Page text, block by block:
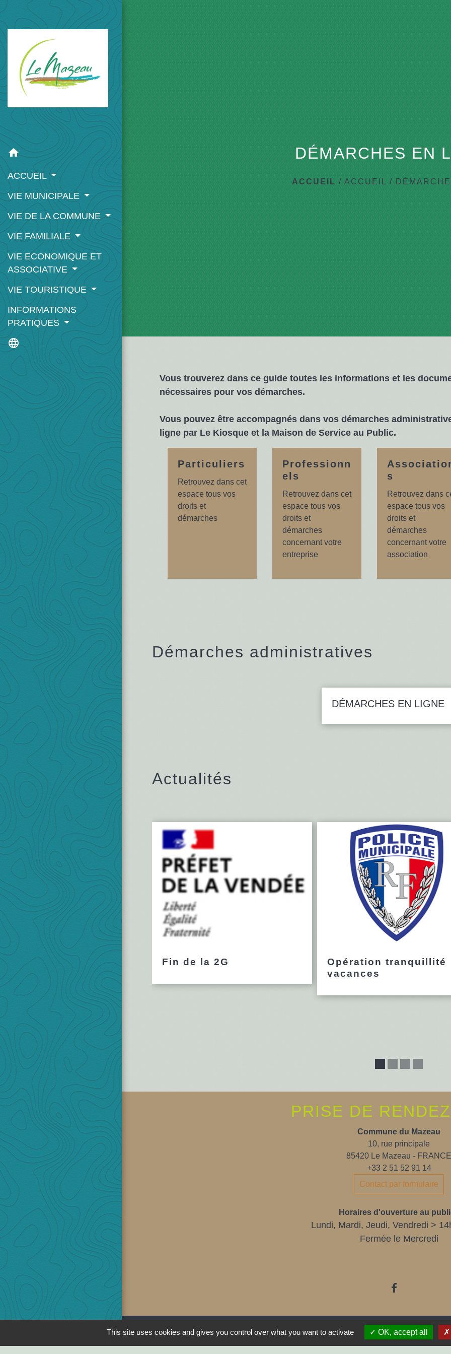
home
ACCUEIL
VIE MUNICIPALE
VIE DE LA COMMUNE
VIE FAMILIALE
VIE ECONOMIQUE ET
ASSOCIATIVE
VIE TOURISTIQUE
INFORMATIONS
PRATIQUES
language
DÉMARCHES EN
ACCUEIL/ACCUEIL /
Vous trouverez dans ce guide toutes les informations et les
nécessaires pour vos démarches.
Vous pouvez être accompagnés dans vos démarches
ligne par Le Kiosqueet la Maison de Service au Public.
Particuliers
Retrouvez dans cet
espace tous vos
droits et
démarches
Professionn
els
Retrouvez dans cet
espace tous vos
droits et
démarches
concernant votre
entreprise
s
Retrouvez dans
espace tous vos
droits et
démarches
concernant votre
association
Démarches administratives
DÉMARCHES EN LIGNE
Actualités
Fin de la 2G
Opération tranquillité
vacances
PRISE DE
Commune du Mazeau
10, rue principale
85420 Le Mazeau -
+33 2 51 52 91 14
Contact par formulaire
Horaires d'ouverture au
Lundi, Mardi, Jeudi, Vendredi >
Fermée le Mercredi
This site uses cookies and gives you control over what you want to activate OK, accept all